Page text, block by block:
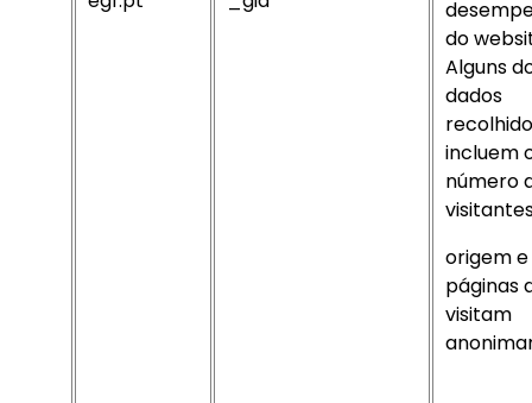
do
Alguns
dados
incluem
número
origem e
páginas
visitam